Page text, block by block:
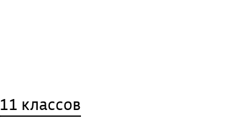
11 классов